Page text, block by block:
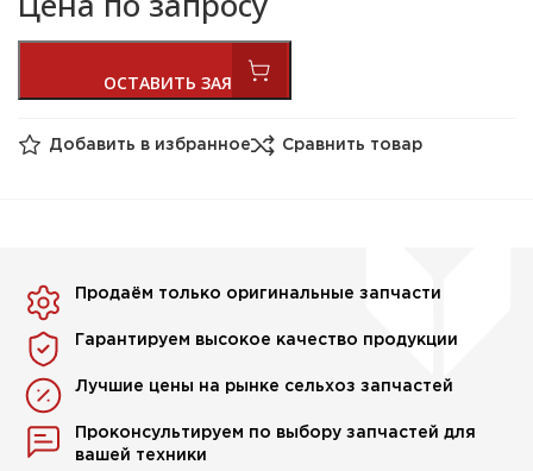
Добавить в избранное Сравнить товар
Продаём только оригинальные запчасти
Гарантируем высокое качество продукции
Лучшие цены на рынке сельхоз запчастей
Проконсультируем по выбору запчастей для
вашей техники